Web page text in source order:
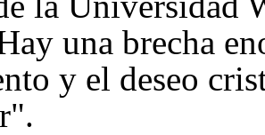
una brecha
y el deseo